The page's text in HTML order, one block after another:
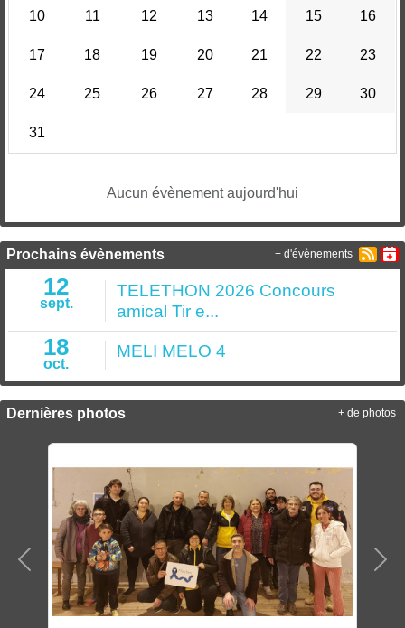
10 11 12 13 14 15 16
17 18 19 20 21 22 23
24 25 26 27 28 29 30
31
Aucun évènement aujourd'hui
Prochains évènements
12
sept.
TELETHON 2026 Concours
amical Tir e...
18
oct.
MELI MELO 4
+ d'évènements
Dernières photos
Précedent
+ de photos